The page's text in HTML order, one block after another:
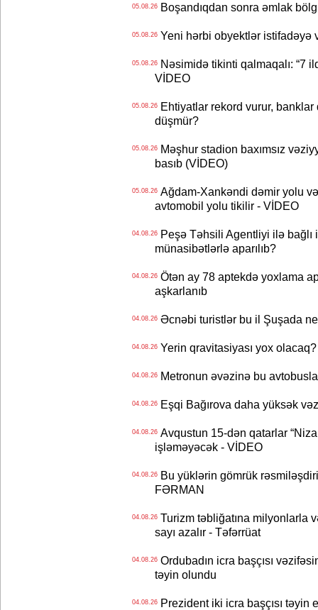
05.08.26Boşandıqdan sonra əmlak
05.08.26Yeni hərbi obyektlər istifadəyə
05.08.26Nəsimidə tikinti qalmaqalı: “7
VİDEO
05.08.26Ehtiyatlar rekord vurur, banklar
düşmür?
05.08.26Məşhur stadion baxımsız
basıb (VİDEO)
05.08.26Ağdam-Xankəndi dəmir yolu
avtomobil yolu tikilir - VİDEO
04.08.26Peşə Təhsili Agentliyi ilə bağlı
münasibətlərlə aparılıb?
04.08.26Ötən ay 78 aptekdə yoxlama
aşkarlanıb
04.08.26Əcnəbi turistlər bu il Şuşada
04.08.26Yerin qravitasiyası yox
04.08.26Metronun əvəzinə bu
04.08.26Eşqi Bağırova daha yüksək
04.08.26Avqustun 15-dən qatarlar
işləməyəcək - VİDEO
04.08.26Bu yüklərin gömrük
FƏRMAN
04.08.26Turizm təbliğatına milyonlarla
sayı azalır - Təfərrüat
04.08.26Ordubadın icra başçısı
təyin olundu
04.08.26Prezident iki icra başçısı təyin